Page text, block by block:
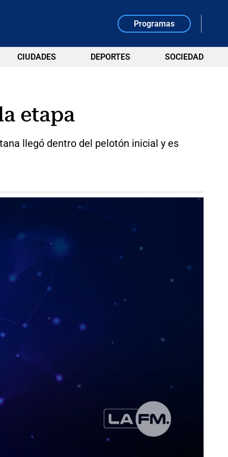
Programas
CIUDADES DEPORTES SOCIEDAD
etapa
llegó dentro del pelotón inicial y es